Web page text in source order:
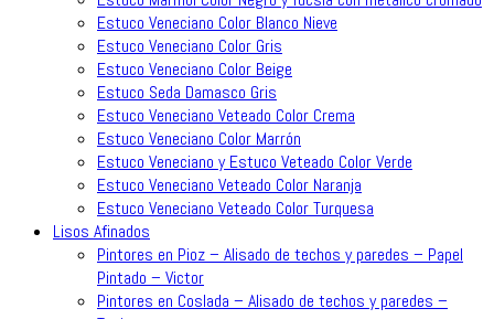
Estuco Veneciano Color Blanco Nieve
Estuco Veneciano Color Gris
Estuco Veneciano Color Beige
Estuco Seda Damasco Gris
Estuco Veneciano Veteado Color Crema
Estuco Veneciano Color Marrón
Estuco Veneciano y Estuco Veteado Color Verde
Estuco Veneciano Veteado Color Naranja
Estuco Veneciano Veteado Color Turquesa
Lisos Afinados
Pintores en Pioz – Alisado de techos y paredes – Papel
Pintado – Victor
Pintores en Coslada – Alisado de techos y paredes –